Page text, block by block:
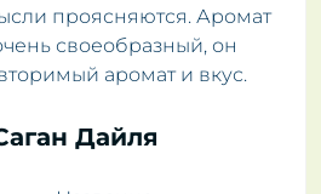
проясняются. Аромат
своеобразный, он
аромат и вкус.
Дайля